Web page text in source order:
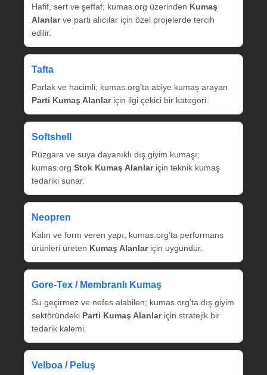
Hafif, sert ve şeffaf; kumas.org üzerinden Kumaş
Alanlarve parti alıcılar için özel projelerde tercih
edilir.
Tafta
Parlak ve hacimli; kumas.org’ta abiye kumaş arayan
Parti Kumaş Alanlariçin ilgi çekici bir kategori.
Softshell
Rüzgara ve suya dayanıklı dış giyim kumaşı;
kumas.org Stok Kumaş Alanlariçin teknik kumaş
tedariki sunar.
Neopren
Kalın ve form veren yapı; kumas.org’ta performans
ürünleri üreten Kumaş Alanlariçin uygundur.
Gore‑Tex / Membranlı Kumaş
Su geçirmez ve nefes alabilen; kumas.org’ta dış giyim
sektöründeki Parti Kumaş Alanlariçin stratejik bir
tedarik kalemi.
Velboa / Peluş